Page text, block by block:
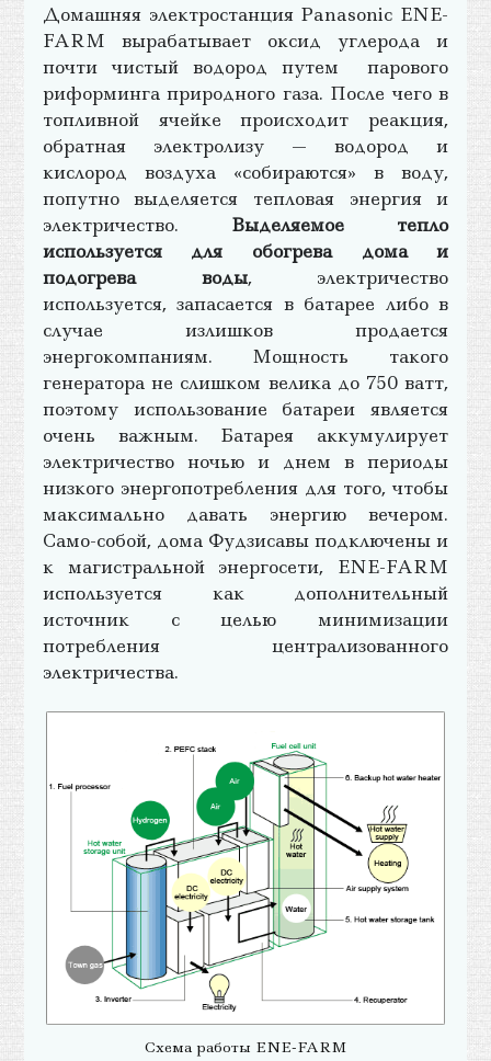
Домашняя электростанция Panasonic ENE-
FARM вырабатывает оксид углерода и
почти чистый водород путем парового
риформинга природного газа. После чего в
топливной ячейке происходит реакция,
обратная электролизу — водород и
кислород воздуха «собираются» в воду,
попутно выделяется тепловая энергия и
электричество. Выделяемое тепло
используется для обогрева дома и
подогрева воды, электричество
используется, запасается в батарее либо в
случае излишков продается
энергокомпаниям. Мощность такого
генератора не слишком велика до 750 ватт,
поэтому использование батареи является
очень важным. Батарея аккумулирует
электричество ночью и днем в периоды
низкого энергопотребления для того, чтобы
максимально давать энергию вечером.
Само-собой, дома Фудзисавы подключены и
к магистральной энергосети, ENE-FARM
используется как дополнительный
источник с целью минимизации
потребления централизованного
электричества.
Схема работы ENE-FARM